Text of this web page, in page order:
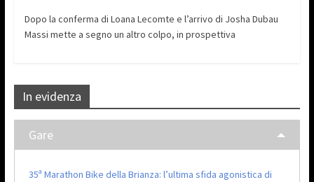
Dopo la conferma di Loana Lecomte e l’arrivo di Josha Dubau
Massi mette a segno un altro colpo, in prospettiva
In evidenza
Gare
35ª Marathon Bike della Brianza: l’ultima sfida agonistica di